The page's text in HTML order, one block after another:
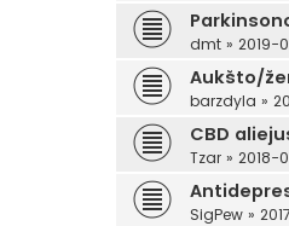
dmt » 2019-
Aukšto/
barzdyla »
CBD
Tzar » 2018-
SigPew »